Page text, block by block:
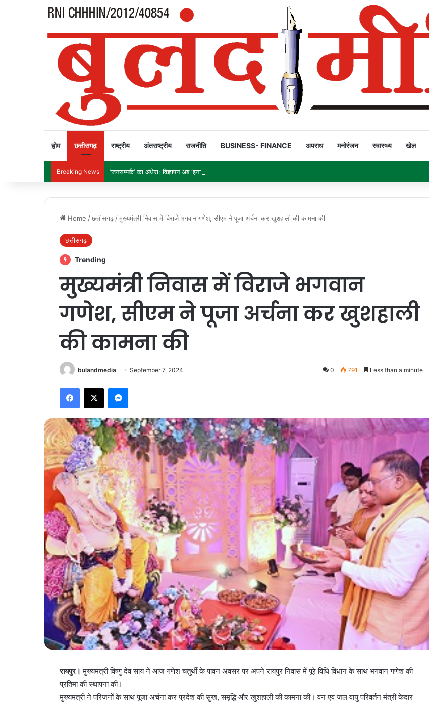
होम छत्तीसगढ़ राष्ट्रीय अंतराष्ट्रीय राजनीति BUSINESS- FINANCE अपराध मनोरंजन स्वास्थ्य खेल
Breaking News ‘जनसम्पर्क’ का अंधेरा: विज्ञापन अब ‘इनाम’ नहीं, ‘हथियार’ है!
Home /छत्तीसगढ़ /मुख्यमंत्री निवास में विराजे भगवान गणेश, सीएम ने पूजा अर्चना कर खुशहाली की कामना की
छत्तीसगढ़
Trending
मुख्यमंत्री निवास में विराजे भगवान
गणेश, सीएम ने पूजा अर्चना कर खुशहाली
की कामना की
bulandmedia September 7, 2024 0 791 Less than a minute
Facebook
X Messenger
रायपुर। मुख्यमंत्री विष्णु देव साय ने आज गणेश चतुर्थी के पावन अवसर पर अपने रायपुर निवास में पूरे विधि विधान के साथ भगवान गणेश की
प्रतिमा की स्थापना की।
मुख्यमंत्री ने परिजनों के साथ पूजा अर्चना कर प्रदेश की सुख, समृद्धि और खुशहाली की कामना की। वन एवं जल वायु परिवर्तन मंत्री केदार